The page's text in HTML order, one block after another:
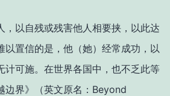
，以自残或残害他人相要挟，以此达
以置信的是，他（她）经常成功，以
计可施。在世界各国中，也不乏此等
边界》（英文原名：Beyond